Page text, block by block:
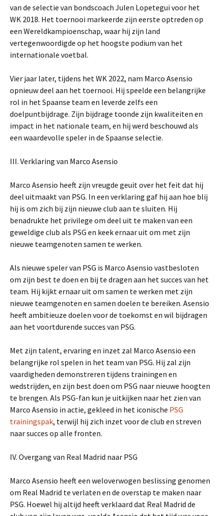
van de selectie van bondscoach Julen Lopetegui voor het
WK 2018. Het toernooi markeerde zijn eerste optreden op
een Wereldkampioenschap, waar hij zijn land
vertegenwoordigde op het hoogste podium van het
internationale voetbal.
Vier jaar later, tijdens het WK 2022, nam Marco Asensio
opnieuw deel aan het toernooi. Hij speelde een belangrijke
rol in het Spaanse team en leverde zelfs een
doelpuntbijdrage. Zijn bijdrage toonde zijn kwaliteiten en
impact in het nationale team, en hij werd beschouwd als
een waardevolle speler in de Spaanse selectie.
III. Verklaring van Marco Asensio
Marco Asensio heeft zijn vreugde geuit over het feit dat hij
deel uitmaakt van PSG. In een verklaring gaf hij aan hoe blij
hij is om zich bij zijn nieuwe club aan te sluiten. Hij
benadrukte het privilege om deel uit te maken van een
geweldige club als PSG en keek ernaar uit om met zijn
nieuwe teamgenoten samen te werken.
Als nieuwe speler van PSG is Marco Asensio vastbesloten
om zijn best te doen en bij te dragen aan het succes van het
team. Hij kijkt ernaar uit om samen te werken met zijn
nieuwe teamgenoten en samen doelen te bereiken. Asensio
heeft ambitieuze doelen voor de toekomst en wil bijdragen
aan het voortdurende succes van PSG.
Met zijn talent, ervaring en inzet zal Marco Asensio een
belangrijke rol spelen in het team van PSG. Hij zal zijn
vaardigheden demonstreren tijdens trainingen en
wedstrijden, en zijn best doen om PSG naar nieuwe hoogten
te brengen. Als PSG-fan kun je uitkijken naar het zien van
Marco Asensio in actie, gekleed in het iconische PSG
trainingspak, terwijl hij zich inzet voor de club en streven
naar succes op alle fronten.
IV. Overgang van Real Madrid naar PSG
Marco Asensio heeft een weloverwogen beslissing genomen
om Real Madrid te verlaten en de overstap te maken naar
PSG. Hoewel hij altijd heeft verklaard dat Real Madrid de